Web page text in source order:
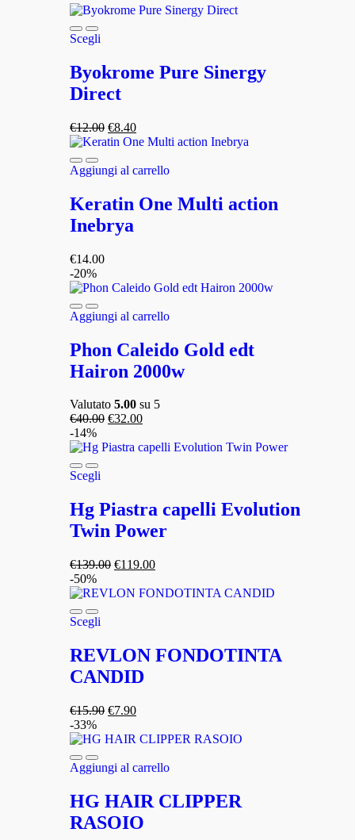
Scegli
Byokrome Pure Sinergy
Direct
€12.00 €8.40
Aggiungi al carrello
Keratin One Multi action
Inebrya
€14.00
-20%
Aggiungi al carrello
Phon Caleido Gold edt
Hairon 2000w
Valutato 5.00 su 5
€40.00 €32.00
-14%
Scegli
Hg Piastra capelli Evolution
Twin Power
€139.00 €119.00
-50%
Scegli
REVLON FONDOTINTA
CANDID
€15.90 €7.90
-33%
Aggiungi al carrello
HG HAIR CLIPPER
RASOIO